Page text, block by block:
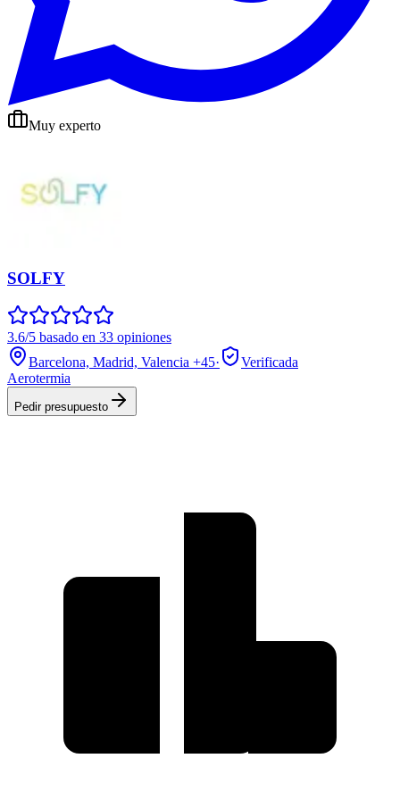
Muy experto
SOLFY
3.6/5 basado en 33 opiniones
Barcelona, Madrid, Valencia +45·
Verificada
Aerotermia
Pedir presupuesto